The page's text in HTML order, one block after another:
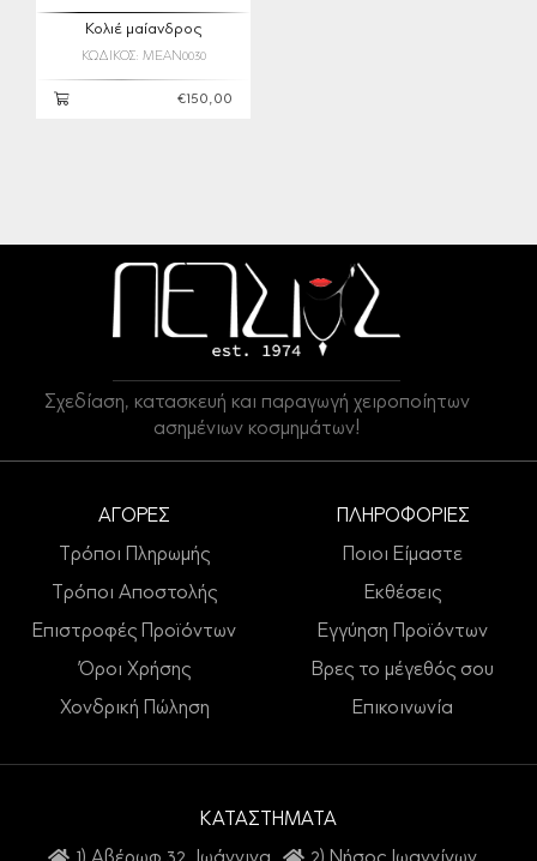
Κολιέ μαίανδρος
ΚΩΔΙΚΟΣ: MEAN0030
€150,00
Σχεδίαση, κατασκευή και παραγωγή χειροποίητων
ασημένιων κοσμημάτων!
ΑΓΟΡΕΣ
Τρόποι Πληρωμής
Τρόποι Αποστολής
Επιστροφές Προϊόντων
Όροι Χρήσης
Χονδρική Πώληση
ΠΛΗΡΟΦΟΡΙΕΣ
Ποιοι Είμαστε
Εκθέσεις
Εγγύηση Προϊόντων
Βρες το μέγεθός σου
Επικοινωνία
ΚΑΤΑΣΤΗΜΑΤΑ